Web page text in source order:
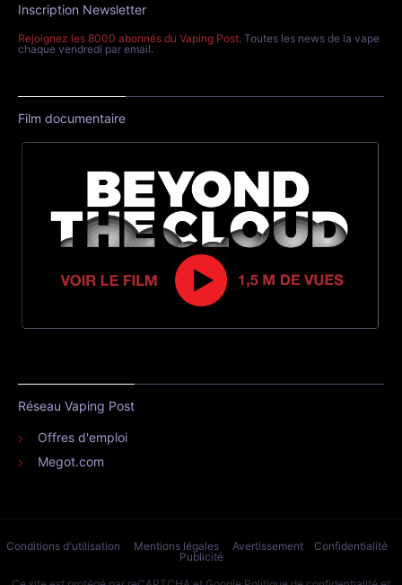
Inscription Newsletter
Rejoignez les 8000 abonnés du Vaping Post. Toutes les news de la vape
chaque vendredi par email.
Film documentaire
Réseau Vaping Post
Offres d'emploi
Megot.com
Conditions d'utilisation Mentions légales Avertissement
Confidentialité
Publicité